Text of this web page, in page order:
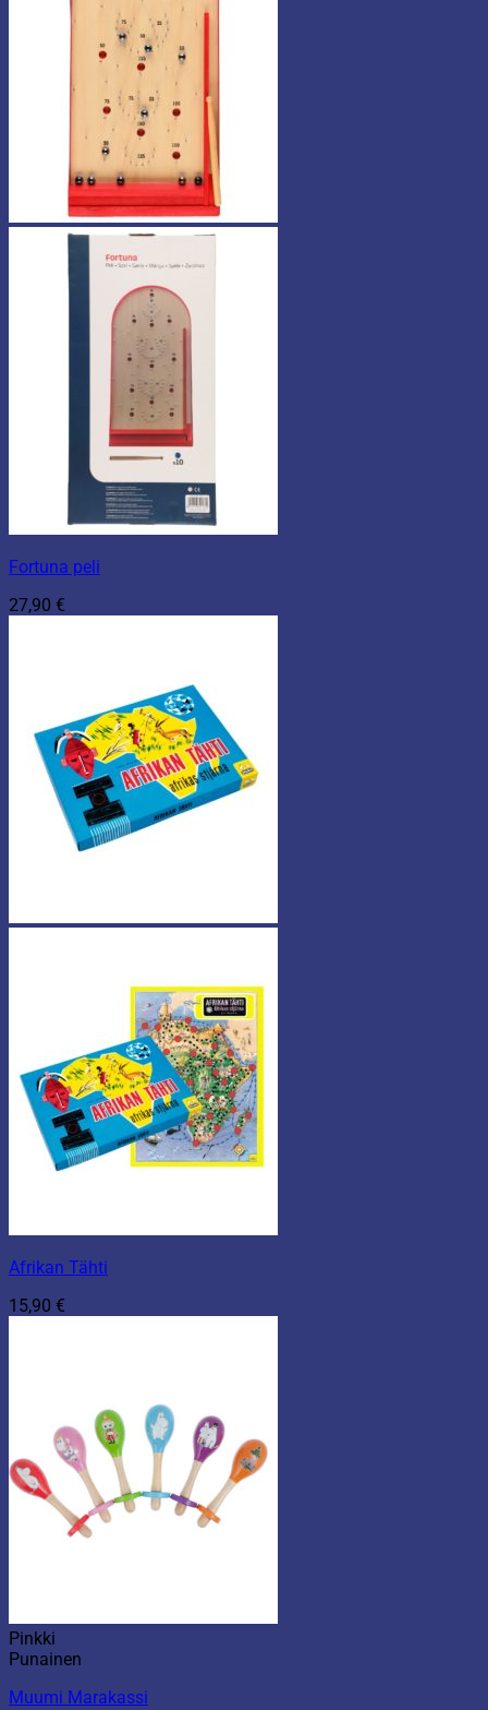
Fortuna peli
27,90 €
Afrikan Tähti
15,90 €
Pinkki
Punainen
Muumi Marakassi